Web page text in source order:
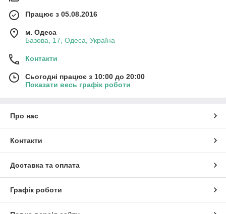
Працює з 05.08.2016
м. Одеса
Базова, 17, Одеса, Україна
Контакти
Сьогодні працює з 10:00 до 20:00
Показати весь графік роботи
Про нас
Контакти
Доставка та оплата
Графік роботи